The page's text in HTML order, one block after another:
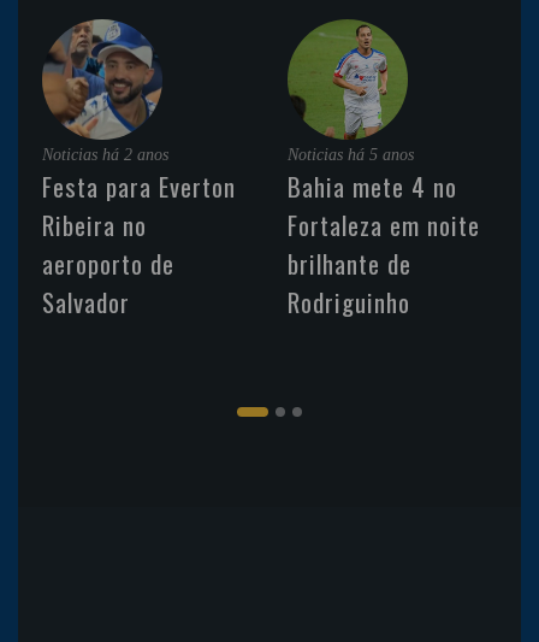
Noticias há 2 anos
Festa para Everton
Ribeira no
aeroporto de
Salvador
Noticias há 5 anos
Bahia mete 4 no
Fortaleza em noite
brilhante de
Rodriguinho